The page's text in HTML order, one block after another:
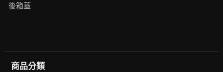
後箱蓋
商品分類